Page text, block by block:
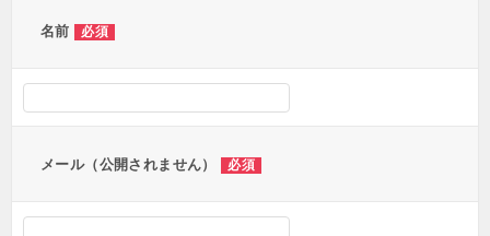
名前 必須
メール（公開されません） 必須